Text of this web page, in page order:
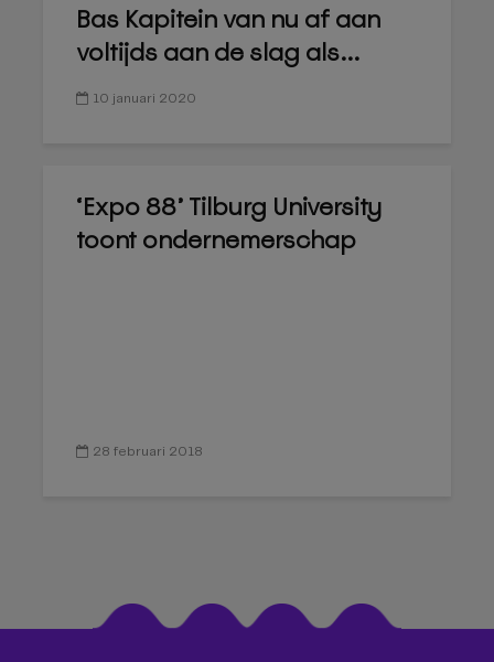
Bas Kapitein van nu af aan
voltijds aan de slag als...
10 januari 2020
‘Expo 88’ Tilburg University
toont ondernemerschap
28 februari 2018